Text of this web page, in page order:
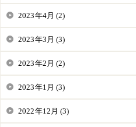
2023年4月 (2)
2023年3月 (3)
2023年2月 (2)
2023年1月 (3)
2022年12月 (3)